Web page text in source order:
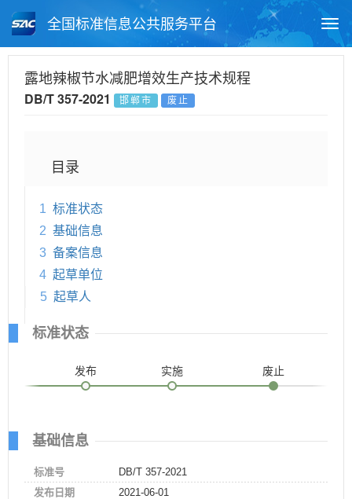
全国标准信息公共服务平台
月报查询 标准公告查询
露地辣椒节水减肥增效生产技术规程
DB/T 357-2021 邯郸市 废止
目录
1 标准状态
2 基础信息
3 备案信息
4 起草单位
5 起草人
标准状态
发布 实施 废止
基础信息
标准号
DB/T 357-2021
发布日期
2021-06-01